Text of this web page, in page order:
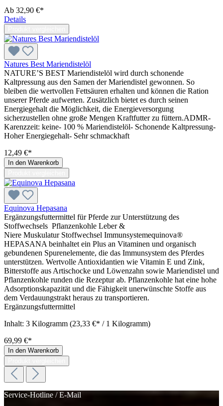
Ab 32,90 €*
Details
Natures Best Mariendistelöl
NATURE’S BEST Mariendistelöl wird durch schonende
Kaltpressung aus den Samen der Mariendistel gewonnen. So
bleiben die wertvollen Fettsäuren erhalten und können die Ration
unserer Pferde aufwerten. Zusätzlich bietet es durch seinen
Energiegehalt die Möglichkeit, die Energieversorgung
sicherzustellen ohne große Mengen Kraftfutter zu füttern.ADMR-
Karenzzeit: keine- 100 % Mariendistelöl- Schonende Kaltpressung-
Hoher Energiegehalt- Sehr schmackhaft
12,49 €*
In den Warenkorb
Equinova Hepasana
Ergänzungsfuttermittel für Pferde zur Unterstützung des
Stoffwechsels Pflanzenkohle Leber &
Niere Muskulatur Stoffwechsel Immunsystemequinova®
HEPASANA beinhaltet ein Plus an Vitaminen und organisch
gebundenen Spurenelemente, die das Immunsystem des Pferdes
unterstützen. Wertvolle Antioxidantien wie Vitamin E und Zink,
Bitterstoffe aus Artischocke und Löwenzahn sowie Mariendistel und
Pflanzenkohle runden die Rezeptur ab. Pflanzenkohle hat eine hohe
Adsorptionskapazität und die Fähigkeit unerwünschte Stoffe aus
dem Verdauungstrakt heraus zu transportieren.
Ergänzungsfuttermittel
Inhalt: 3 Kilogramm (23,33 €* / 1 Kilogramm)
69,99 €*
In den Warenkorb
Service-Hotline / E-Mail